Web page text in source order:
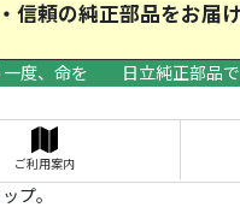
心・信頼の
一度、命を 日立純正部品
ご利用案内
プ。